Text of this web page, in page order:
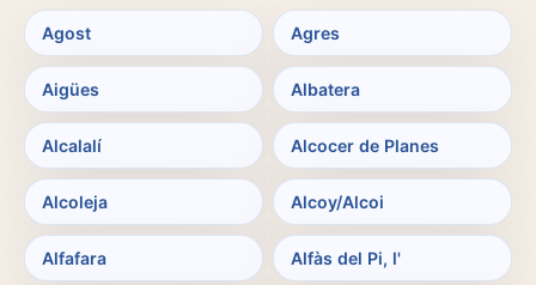
Agost Agres
Aigües Albatera
Alcalalí Alcocer de Planes
Alcoleja Alcoy/Alcoi
Alfafara Alfàs del Pi, l'